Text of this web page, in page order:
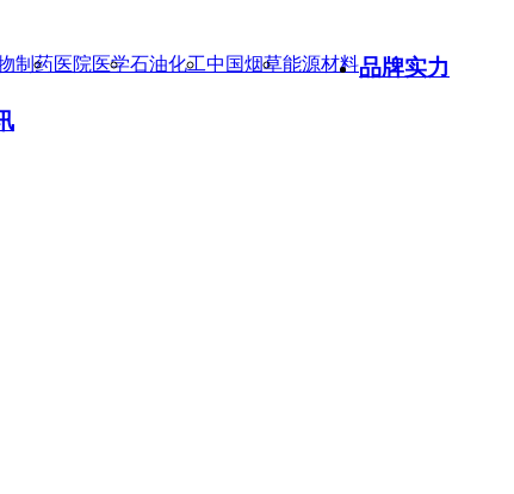
制药医院医学石油化工中国烟草能源材料品牌实力